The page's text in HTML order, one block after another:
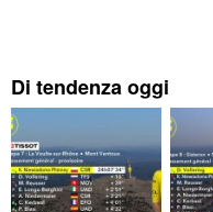
Di tendenza oggi